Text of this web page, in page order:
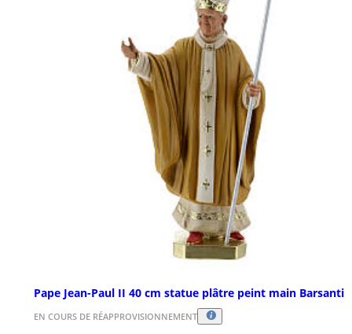
Pape Jean-Paul II 40 cm statue plâtre peint main Barsanti
EN COURS DE RÉAPPROVISIONNEMENT